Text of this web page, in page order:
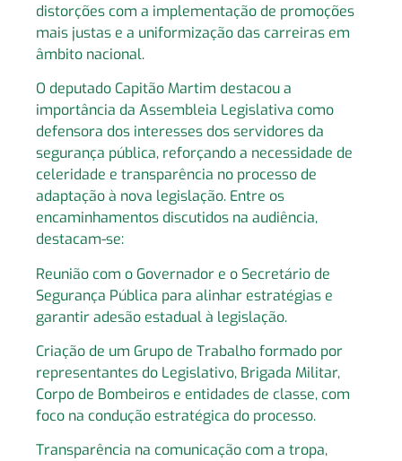
distorções com a implementação de promoções
mais justas e a uniformização das carreiras em
âmbito nacional.
O deputado Capitão Martim destacou a
importância da Assembleia Legislativa como
defensora dos interesses dos servidores da
segurança pública, reforçando a necessidade de
celeridade e transparência no processo de
adaptação à nova legislação. Entre os
encaminhamentos discutidos na audiência,
destacam-se:
Reunião com o Governador e o Secretário de
Segurança Pública para alinhar estratégias e
garantir adesão estadual à legislação.
Criação de um Grupo de Trabalho formado por
representantes do Legislativo, Brigada Militar,
Corpo de Bombeiros e entidades de classe, com
foco na condução estratégica do processo.
Transparência na comunicação com a tropa,